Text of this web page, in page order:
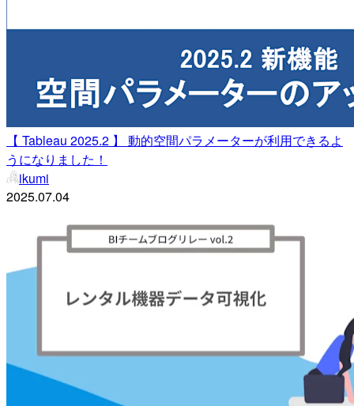
【 Tableau 2025.2 】 動的空間パラメーターが利用できるよ
うになりました！
ikumi
2025.07.04